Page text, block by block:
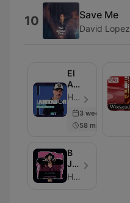
10 Save Me
David Lopez
El
AHITador
(horas
completas)
HIT FM - Aflevering 100
3 weeks ago
58 min
B
JONES
RADIO
HIT FM